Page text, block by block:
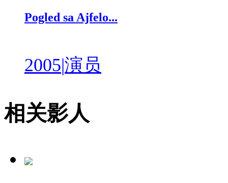
Pogled sa Ajfelo...
2005|演员
相关影人